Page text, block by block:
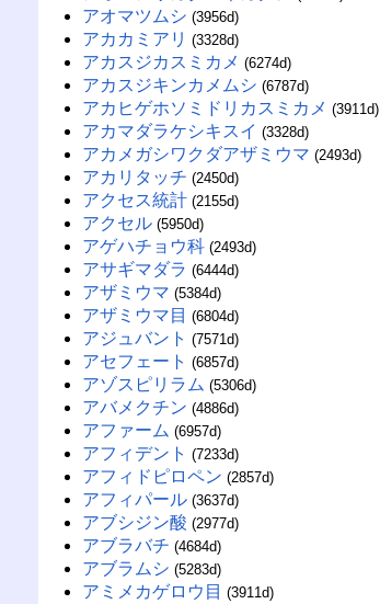
アオマツムシ (3956d)
アカカミアリ (3328d)
アカスジカスミカメ (6274d)
アカスジキンカメムシ (6787d)
アカヒゲホソミドリカスミカメ (3911d)
アカマダラケシキスイ (3328d)
アカメガシワクダアザミウマ (2493d)
アカリタッチ (2450d)
アクセス統計 (2155d)
アクセル (5950d)
アゲハチョウ科 (2493d)
アサギマダラ (6444d)
アザミウマ (5384d)
アザミウマ目 (6804d)
アジュバント (7571d)
アセフェート (6857d)
アゾスピリラム (5306d)
アバメクチン (4886d)
アファーム (6957d)
アフィデント (7233d)
アフィドピロペン (2857d)
アフィパール (3637d)
アブシジン酸 (2977d)
アブラバチ (4684d)
アブラムシ (5283d)
アミメカゲロウ目 (3911d)